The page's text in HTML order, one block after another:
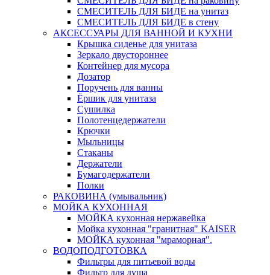
СМЕСИТЕЛЬ ДЛЯ БИДЕ на унитаз
СМЕСИТЕЛЬ ДЛЯ БИДЕ в стену
АКСЕССУАРЫ ДЛЯ ВАННОЙ И КУХНИ
Крышка сиденье для унитаза
Зеркало двустороннее
Контейнер для мусора
Дозатор
Поручень для ванны
Ёршик для унитаза
Сушилка
Полотенцедержатели
Крючки
Мыльницы
Стаканы
Держатели
Бумагодержатели
Полки
РАКОВИНА (умывальник)
МОЙКА КУХОННАЯ
МОЙКА кухонная нержавейка
Мойка кухонная "гранитная" KAISER
МОЙКА кухонная "мраморная".
ВОДОПОДГОТОВКА
Фильтры для питьевой воды
Фильтр для душа